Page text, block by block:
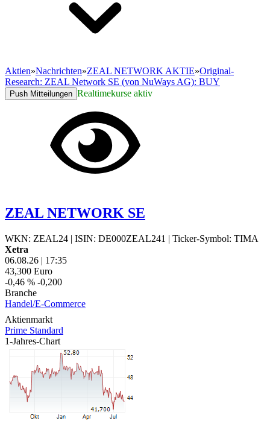
Aktien»Nachrichten»ZEAL NETWORK AKTIE»Original-
Research: ZEAL Network SE (von NuWays AG): BUY
Push Mitteilungen Realtimekurse aktiv
ZEAL NETWORK SE
WKN: ZEAL24 | ISIN: DE000ZEAL241 | Ticker-Symbol: TIMA
Xetra
06.08.26 | 17:35
43,300 Euro
-0,46 % -0,200
Branche
Handel/E-Commerce
Aktienmarkt
Prime Standard
1-Jahres-Chart